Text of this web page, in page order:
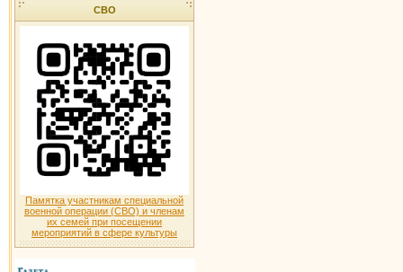
СВО
Памятка участникам специальной
военной операции (СВО) и членам
их семей при посещении
мероприятий в сфере культуры